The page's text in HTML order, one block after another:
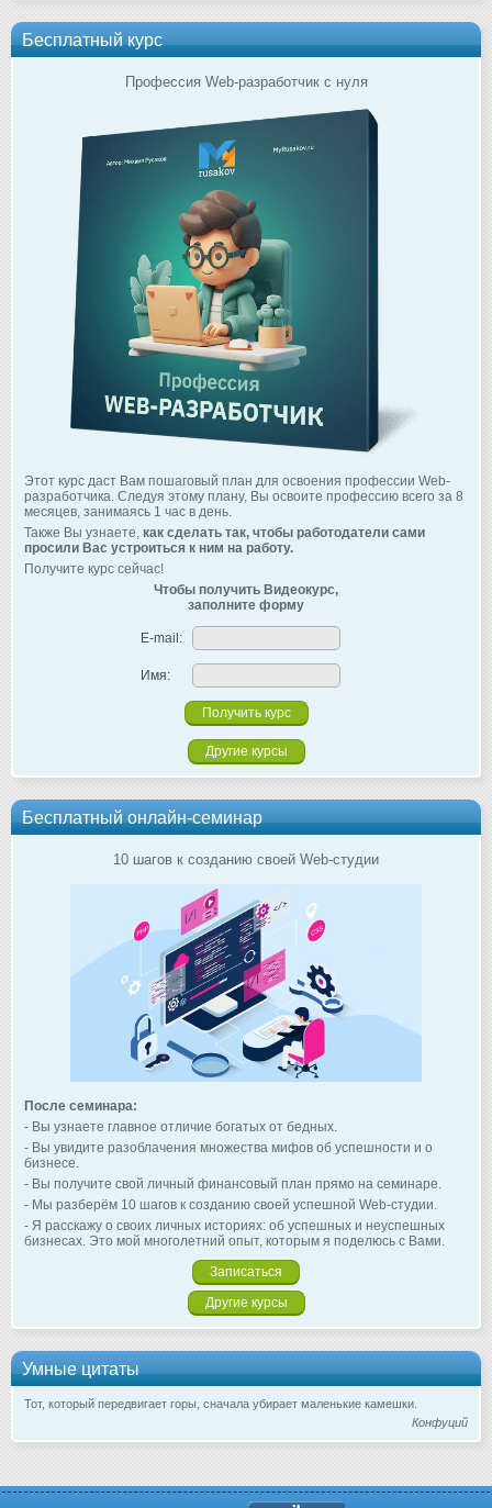
Бесплатный курс
Профессия Web-разработчик с нуля
Этот курс даст Вам пошаговый план для освоения профессии Web-
разработчика. Следуя этому плану, Вы освоите профессию всего за 8
месяцев, занимаясь 1 час в день.
Также Вы узнаете, как сделать так, чтобы работодатели сами
просили Вас устроиться к ним на работу.
Получите курс сейчас!
Чтобы получить Видеокурс,
заполните форму
E-mail:
Имя:
Другие курсы
Бесплатный онлайн-семинар
10 шагов к созданию своей Web-студии
После семинара:
- Вы узнаете главное отличие богатых от бедных.
- Вы увидите разоблачения множества мифов об успешности и о
бизнесе.
- Вы получите свой личный финансовый план прямо на семинаре.
- Мы разберём 10 шагов к созданию своей успешной Web-студии.
- Я расскажу о своих личных историях: об успешных и неуспешных
бизнесах. Это мой многолетний опыт, которым я поделюсь с Вами.
Записаться
Другие курсы
Умные цитаты
Тот, который передвигает горы, сначала убирает маленькие камешки.
Конфуций